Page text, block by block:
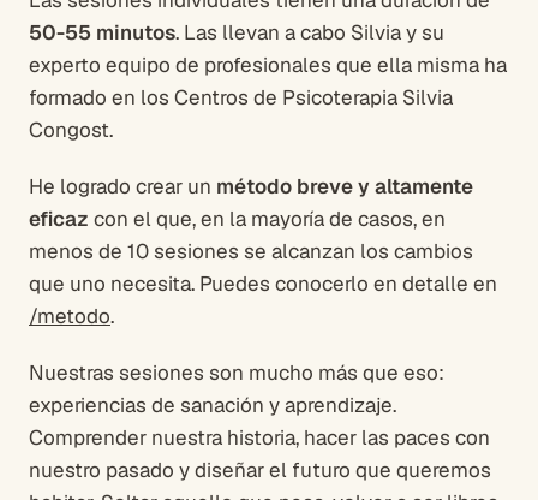
50-55 minutos. Las llevan a cabo Silvia y su
experto equipo de profesionales que ella misma ha
formado en los Centros de Psicoterapia Silvia
Congost.
He logrado crear un método breve y altamente
eficaz con el que, en la mayoría de casos, en
menos de 10 sesiones se alcanzan los cambios
que uno necesita. Puedes conocerlo en detalle en
/metodo.
Nuestras sesiones son mucho más que eso:
experiencias de sanación y aprendizaje.
Comprender nuestra historia, hacer las paces con
nuestro pasado y diseñar el futuro que queremos